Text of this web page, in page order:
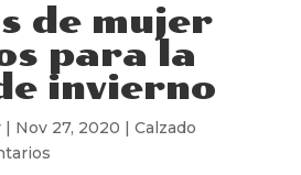
de mujer
para la
invierno
| Nov 27, 2020 | Calzado